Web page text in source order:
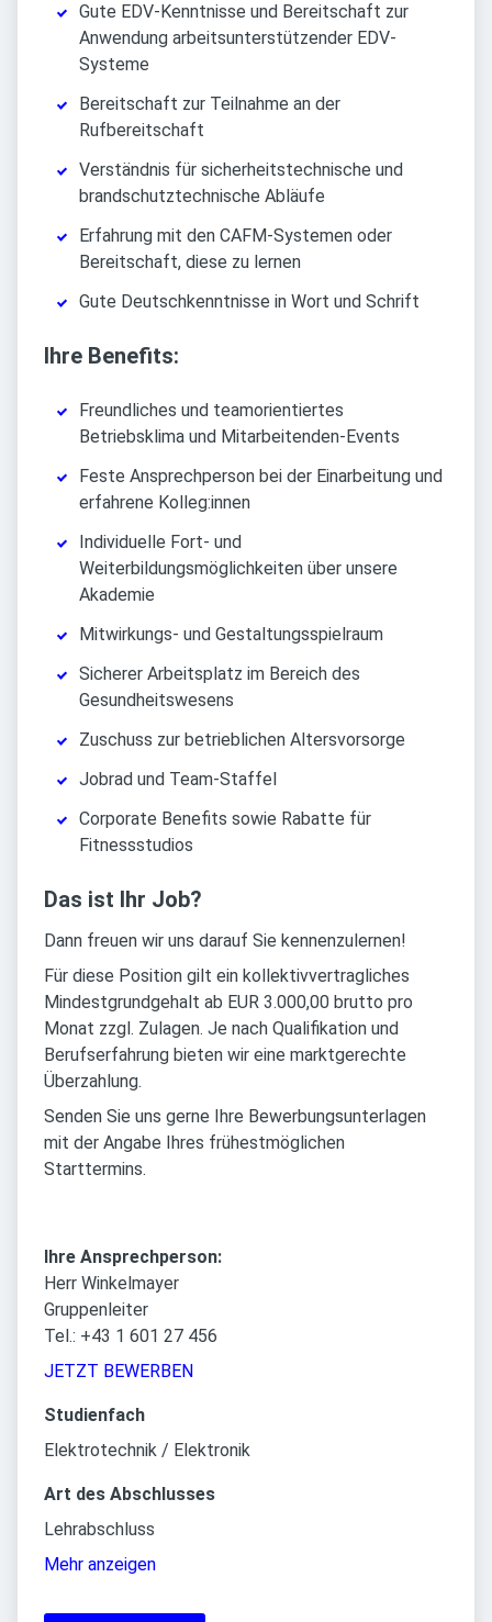
Gute EDV-Kenntnisse und Bereitschaft zur
Anwendung arbeitsunterstützender EDV-
Systeme
Bereitschaft zur Teilnahme an der
Rufbereitschaft
Verständnis für sicherheitstechnische und
brandschutztechnische Abläufe
Erfahrung mit den CAFM-Systemen oder
Bereitschaft, diese zu lernen
Gute Deutschkenntnisse in Wort und Schrift
Ihre Benefits:
Freundliches und teamorientiertes
Betriebsklima und Mitarbeitenden-Events
Feste Ansprechperson bei der Einarbeitung und
erfahrene Kolleg:innen
Individuelle Fort- und
Weiterbildungsmöglichkeiten über unsere
Akademie
Mitwirkungs- und Gestaltungsspielraum
Sicherer Arbeitsplatz im Bereich des
Gesundheitswesens
Zuschuss zur betrieblichen Altersvorsorge
Jobrad und Team-Staffel
Corporate Benefits sowie Rabatte für
Fitnessstudios
Das ist Ihr Job?
Dann freuen wir uns darauf Sie kennenzulernen!
Für diese Position gilt ein kollektivvertragliches
Mindestgrundgehalt ab EUR 3.000,00 brutto pro
Monat zzgl. Zulagen. Je nach Qualifikation und
Berufserfahrung bieten wir eine marktgerechte
Überzahlung.
Senden Sie uns gerne Ihre Bewerbungsunterlagen
mit der Angabe Ihres frühestmöglichen
Starttermins.
Ihre Ansprechperson:
Herr Winkelmayer
Gruppenleiter
Tel.: +43 1 601 27 456
JETZT BEWERBEN
Studienfach
Elektrotechnik / Elektronik
Art des Abschlusses
Lehrabschluss
Mehr anzeigen